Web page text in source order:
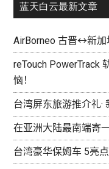
蓝天白云最新文章
AirBorneo 古晋↔新
reTouch PowerTrack
恼！
台湾屏东旅游推介礼·
在亚洲大陆最南端寄
台湾豪华保姆车 5亮